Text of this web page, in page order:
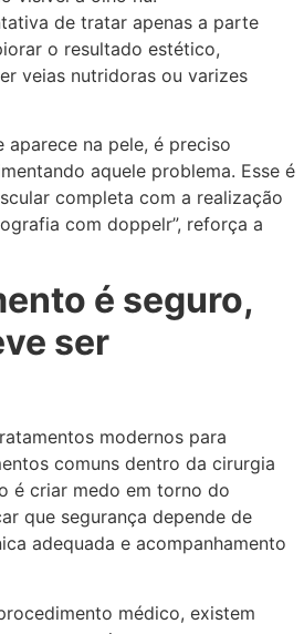
de tratar apenas a parte
o resultado estético,
veias nutridoras ou varizes
aparece na pele, é preciso
aquele problema. Esse é
completa com a realização
com doppelr”, reforça a
é seguro,
ser
modernos para
comuns dentro da cirurgia
é criar medo em torno do
que segurança depende de
adequada e acompanhamento
médico, existem